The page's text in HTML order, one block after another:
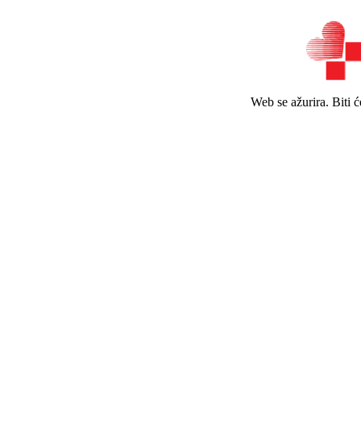
Web se ažurira. Biti